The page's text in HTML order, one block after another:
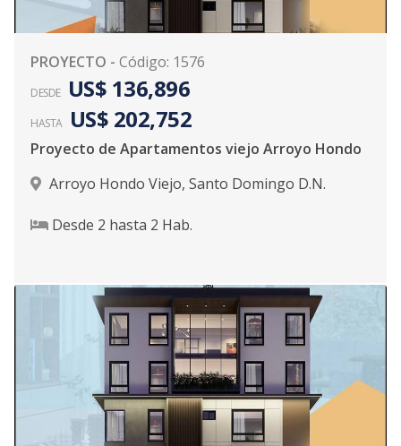
PROYECTO - Código: 1576
DESDE US$ 136,896
HASTA US$ 202,752
Proyecto de Apartamentos viejo Arroyo Hondo
Arroyo Hondo Viejo, Santo Domingo D.N.
Desde 2 hasta 2 Hab.